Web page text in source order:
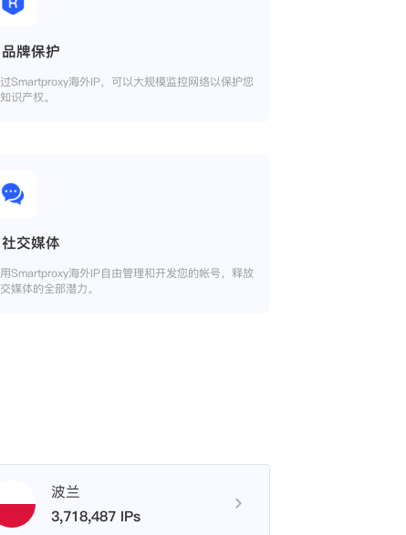
品牌保护
Smartproxy海外IP，可以大规模监控网络以保护您
识产权。
社交媒体
Smartproxy海外IP自由管理和开发您的帐号，释放
媒体的全部潜力。
波兰
3,718,487 IPs